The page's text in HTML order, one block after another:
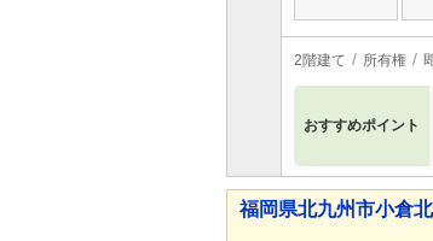
2階建て 所有権
おすすめポイント
福岡県北九州市小倉